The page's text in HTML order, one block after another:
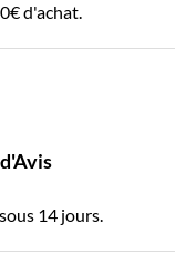
d'achat.
14 jours.